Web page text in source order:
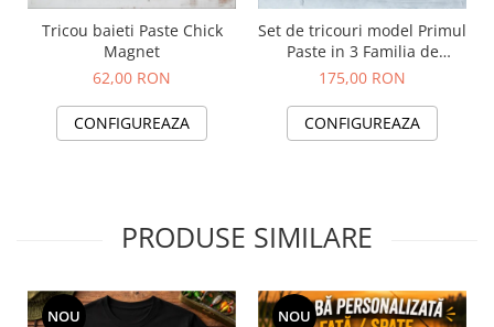
Tricou baieti Paste Chick
Magnet
62,00 RON
CONFIGUREAZA
Set de tricouri model Primul
Paste in 3 Familia de
Iepurasi
175,00 RON
CONFIGUREAZA
PRODUSE SIMILARE
NOU NOU